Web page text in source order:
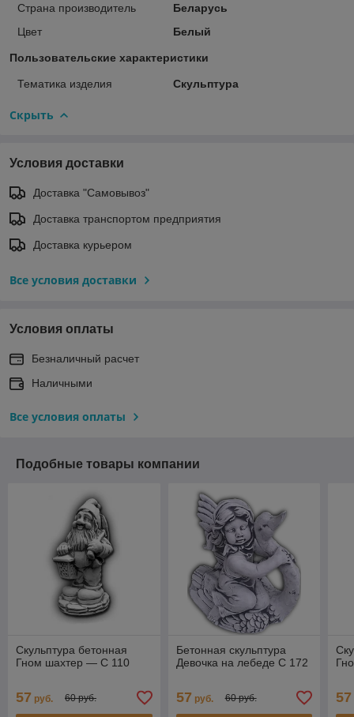
Страна производитель
Беларусь
Цвет
Белый
Пользовательские характеристики
Тематика изделия Скульптура
Скрыть
Условия доставки
Доставка "Самовывоз"
Доставка транспортом предприятия
Доставка курьером
Все условия доставки
Условия оплаты
Безналичный расчет
Наличными
Все условия оплаты
Подобные товары компании
Скульптура бетонная
Гном шахтер — С 110
57 руб. 60 руб.
Бетонная скульптура
Девочка на лебеде С 172
57 руб. 60 руб. 57